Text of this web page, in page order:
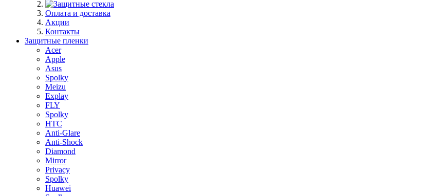
Оплата и доставка
Акции
Контакты
Защитные пленки
Acer
Apple
Asus
Spolky
Meizu
Explay
FLY
Spolky
HTC
Anti-Glare
Anti-Shock
Diamond
Mirror
Privacy
Spolky
Huawei